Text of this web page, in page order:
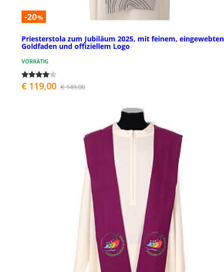
-20%
Priesterstola zum Jubiläum 2025, mit feinem, eingewebten
Goldfaden und offiziellem Logo
VORRÄTIG
€ 119,00 € 149,00